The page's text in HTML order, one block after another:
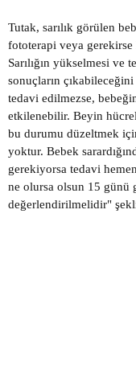
Tutak, sarılık görülen
fototerapi veya
Sarılığın yükselmesi
sonuçların
tedavi edilmezse,
etkilenebilir. Beyin
bu durumu düzeltmek
yoktur. Bebek
gerekiyorsa tedavi hemen
ne olursa olsun 15 günü
değerlendirilmelidir"